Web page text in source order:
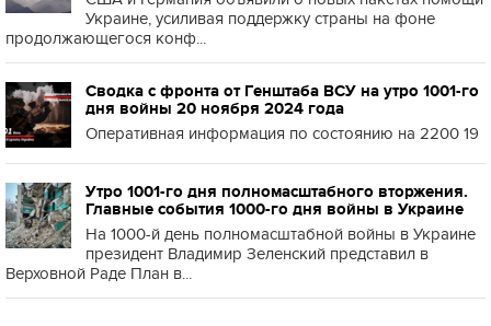
Украине, усиливая поддержку страны на фоне
продолжающегося конф...
Сводка с фронта от Генштаба ВСУ на утро 1001-го
дня войны 20 ноября 2024 года
Оперативная информация по состоянию на 2200 19
Утро 1001-го дня полномасштабного вторжения.
Главные события 1000-го дня войны в Украине
На 1000-й день полномасштабной войны в Украине
президент Владимир Зеленский представил в
Верховной Раде План в...